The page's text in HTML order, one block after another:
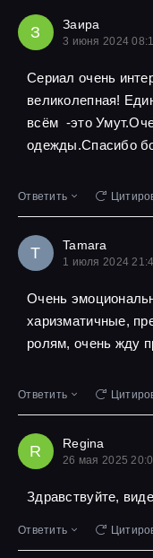
З Заира
3 июня 2024
Сериал очень
великолепная!
всём -это
одежды.Спасибо
Ответить
T Tamara
1 июля 2024
Очень
харизматичные,
ролям, очень жду
Ответить
R Regina
26 мая 2025
Здравствуйте,
Ответить